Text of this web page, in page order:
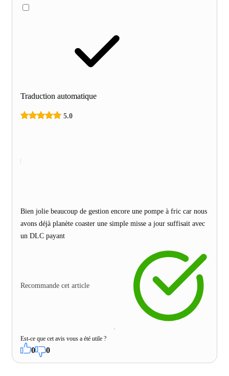
Traduction automatique
5.0
Bien jolie beaucoup de gestion encore une pompe à fric car nous
avons déjà planète coaster une simple misse a jour suffisait avec
un DLC payant
Recommande cet article
Est-ce que cet avis vous a été utile ?
0 0